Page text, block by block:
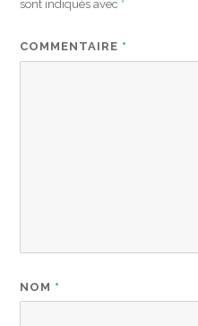
sont indiqués avec *
COMMENTAIRE *
NOM *